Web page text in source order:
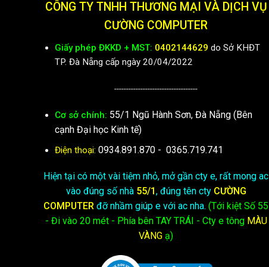
CÔNG TY TNHH THƯƠNG MẠI VÀ DỊCH VỤ
CƯỜNG COMPUTER
Giấy phép ĐKKD + MST: 0402144629 do Sở KHĐT
TP. Đà Nẵng cấp ngày 20/04/2022
-----------------------------------
Cơ sở chính: 55/1 Ngũ Hành Sơn, Đà Nẵng (Bên
cạnh Đại học Kinh tế)
Điện thoại: 0934.891.870 - 0365.719.741
Hiện tại có một vài tiệm nhỏ, mở gần cty e, rất mong ac
vào đúng số nhà 55/1 , đúng tên cty CƯỜNG
COMPUTER đỡ nhầm giúp e với ac nha. (Tới kiệt Số 55
- Đi vào 20 mét - Phía bên TAY TRÁI - Cty e tôngMÀU
VÀNG ạ)